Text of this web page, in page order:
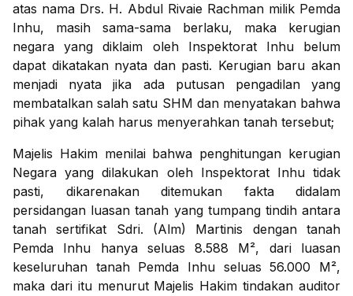
atas nama Drs. H. Abdul Rivaie Rachman milik Pemda
Inhu, masih sama-sama berlaku, maka kerugian
negara yang diklaim oleh Inspektorat Inhu belum
dapat dikatakan nyata dan pasti. Kerugian baru akan
menjadi nyata jika ada putusan pengadilan yang
membatalkan salah satu SHM dan menyatakan bahwa
pihak yang kalah harus menyerahkan tanah tersebut;
Majelis Hakim menilai bahwa penghitungan kerugian
Negara yang dilakukan oleh Inspektorat Inhu tidak
pasti, dikarenakan ditemukan fakta didalam
persidangan luasan tanah yang tumpang tindih antara
tanah sertifikat Sdri. (Alm) Martinis dengan tanah
Pemda Inhu hanya seluas 8.588 M², dari luasan
keseluruhan tanah Pemda Inhu seluas 56.000 M²,
maka dari itu menurut Majelis Hakim tindakan auditor